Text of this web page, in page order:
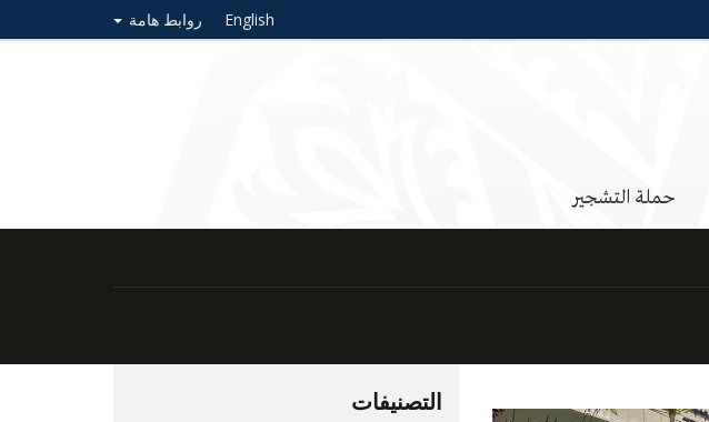
English روابط هامة
حملة التشجير
التصنيفات